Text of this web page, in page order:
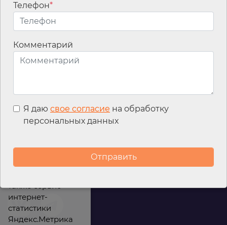
Email*
Телефон*
Комментарий
Я даю свое согласие на обработку
персональных данных
файлы cookies для
улучшения
также сервис
интернет-
статистики
Яндекс.Метрика